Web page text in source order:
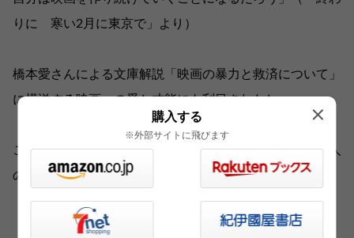
りに 寒い2月に東京で」より）
橋本愛さんによる文庫解説「映画の暴力と救済について」
に横溢する映画への愛と才能にも刮目されたし。
この本は、すべてのクリエイター、何かを生み出したい人
のためのバイブルだ。
購入する
※外部サイトに飛びます